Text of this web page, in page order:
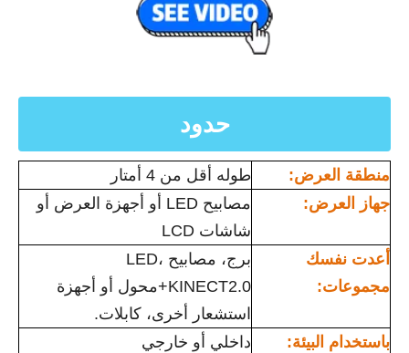
حدود
منطقة العرض:
طوله أقل من 4 أمتار
جهاز العرض:
مصابيح LED أو أجهزة العرض أو
شاشات LCD
أعدت نفسك
مجموعات:
برج، مصابيح LED،
KINECT2.0+محول أو أجهزة
استشعار أخرى، كابلات.
باستخدام البيئة:
داخلي أو خارجي